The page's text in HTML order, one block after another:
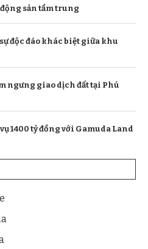
sản tầm trung
độc đáo khác biệt giữa khu
ngưng giao dịch đất tại Phú
1400 tỷ đồng với Gamuda Land